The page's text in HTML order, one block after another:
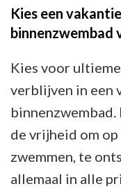
Kies een
binnenzwembad
Kies voor
verblijven in een
de vrijheid om
zwemmen, te
allemaal in alle